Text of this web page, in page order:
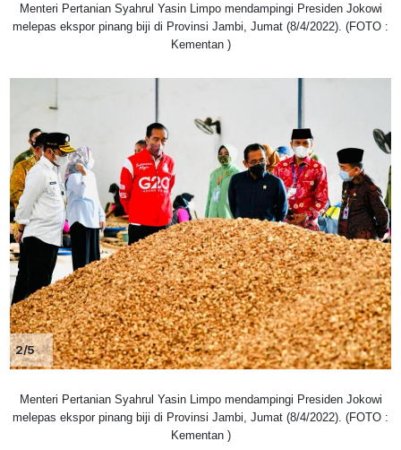
Menteri Pertanian Syahrul Yasin Limpo mendampingi Presiden Jokowi
melepas ekspor pinang biji di Provinsi Jambi, Jumat (8/4/2022). (FOTO :
Kementan )
2/5
Menteri Pertanian Syahrul Yasin Limpo mendampingi Presiden Jokowi
melepas ekspor pinang biji di Provinsi Jambi, Jumat (8/4/2022). (FOTO :
Kementan )